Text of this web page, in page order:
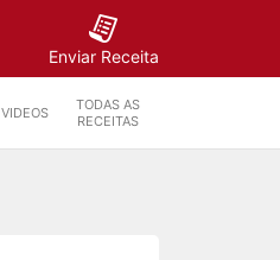
Enviar Receita
VIDEOS
TODAS AS
RECEITAS